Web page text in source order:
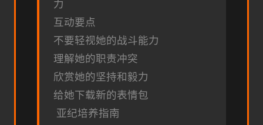
力
互动要点
不要轻视她的战斗能力
理解她的职责冲突
欣赏她的坚持和毅力
给她下载新的表情包
亚纪培养指南